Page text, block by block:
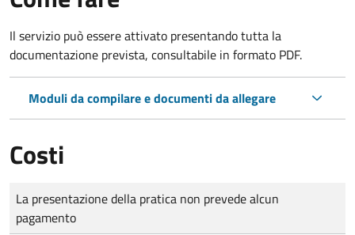
Il servizio può essere attivato presentando tutta la
documentazione prevista, consultabile in formato PDF.
Moduli da compilare e documenti da allegare
Costi
Tipo di pagamento
Importo
La presentazione della pratica non prevede alcun
pagamento